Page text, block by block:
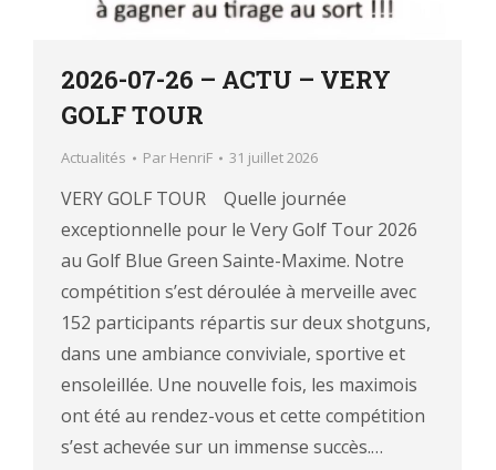
2026-07-26 – ACTU – VERY
GOLF TOUR
Actualités Par HenriF 31 juillet 2026
VERY GOLF TOUR Quelle journée
exceptionnelle pour le Very Golf Tour 2026
au Golf Blue Green Sainte-Maxime. Notre
compétition s’est déroulée à merveille avec
152 participants répartis sur deux shotguns,
dans une ambiance conviviale, sportive et
ensoleillée. Une nouvelle fois, les maximois
ont été au rendez-vous et cette compétition
s’est achevée sur un immense succès.…